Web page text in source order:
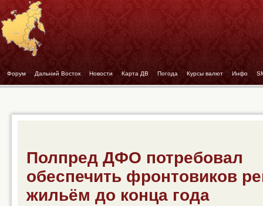
Форум - - Дальний Восток - - Новости - - Карта ДВ - - Погода - - Курсы валют - - Инфо - -
Полпред ДФО потребовал
обеспечить фронтовиков
жильём до конца года